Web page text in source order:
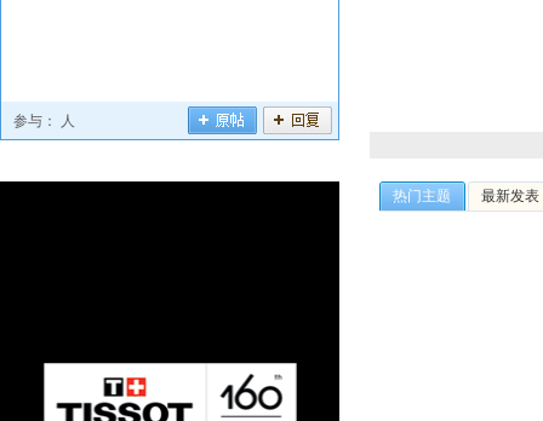
参与： 人
热门主题 最新发表